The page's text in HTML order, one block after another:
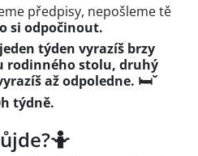
předpisy, nepošleme tě
si odpočinout.
týden vyrazíš brzy
rodinného stolu, druhý
až odpoledne. 🛏︎ˇ
týdně.